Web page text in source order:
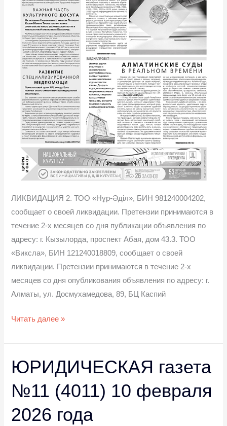
ЛИКВИДАЦИЯ 2. ТОО «Нұр-Әділ», БИН 981240004202,
сообщает о своей ликвидации. Претензии принимаются в
течение 2-х месяцев со дня публикации объявления по
адресу: г. Кызылорда, проспект Абая, дом 43.3. ТОО
«Виксла», БИН 121240018809, сообщает о своей
ликвидации. Претензии принимаются в течение 2-х
месяцев со дня опубликования объявления по адресу: г.
Алматы, ул. Досмухамедова, 89, БЦ Каспий
Читать далее »
ЮРИДИЧЕСКАЯ газета
№11 (4011) 10 февраля
2026 года
ЮРИДИЧЕСКАЯ
газета
№11
10